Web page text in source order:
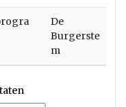
De
Burgerste
m